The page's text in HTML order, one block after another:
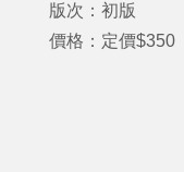
版次：初版
價格：定價$350